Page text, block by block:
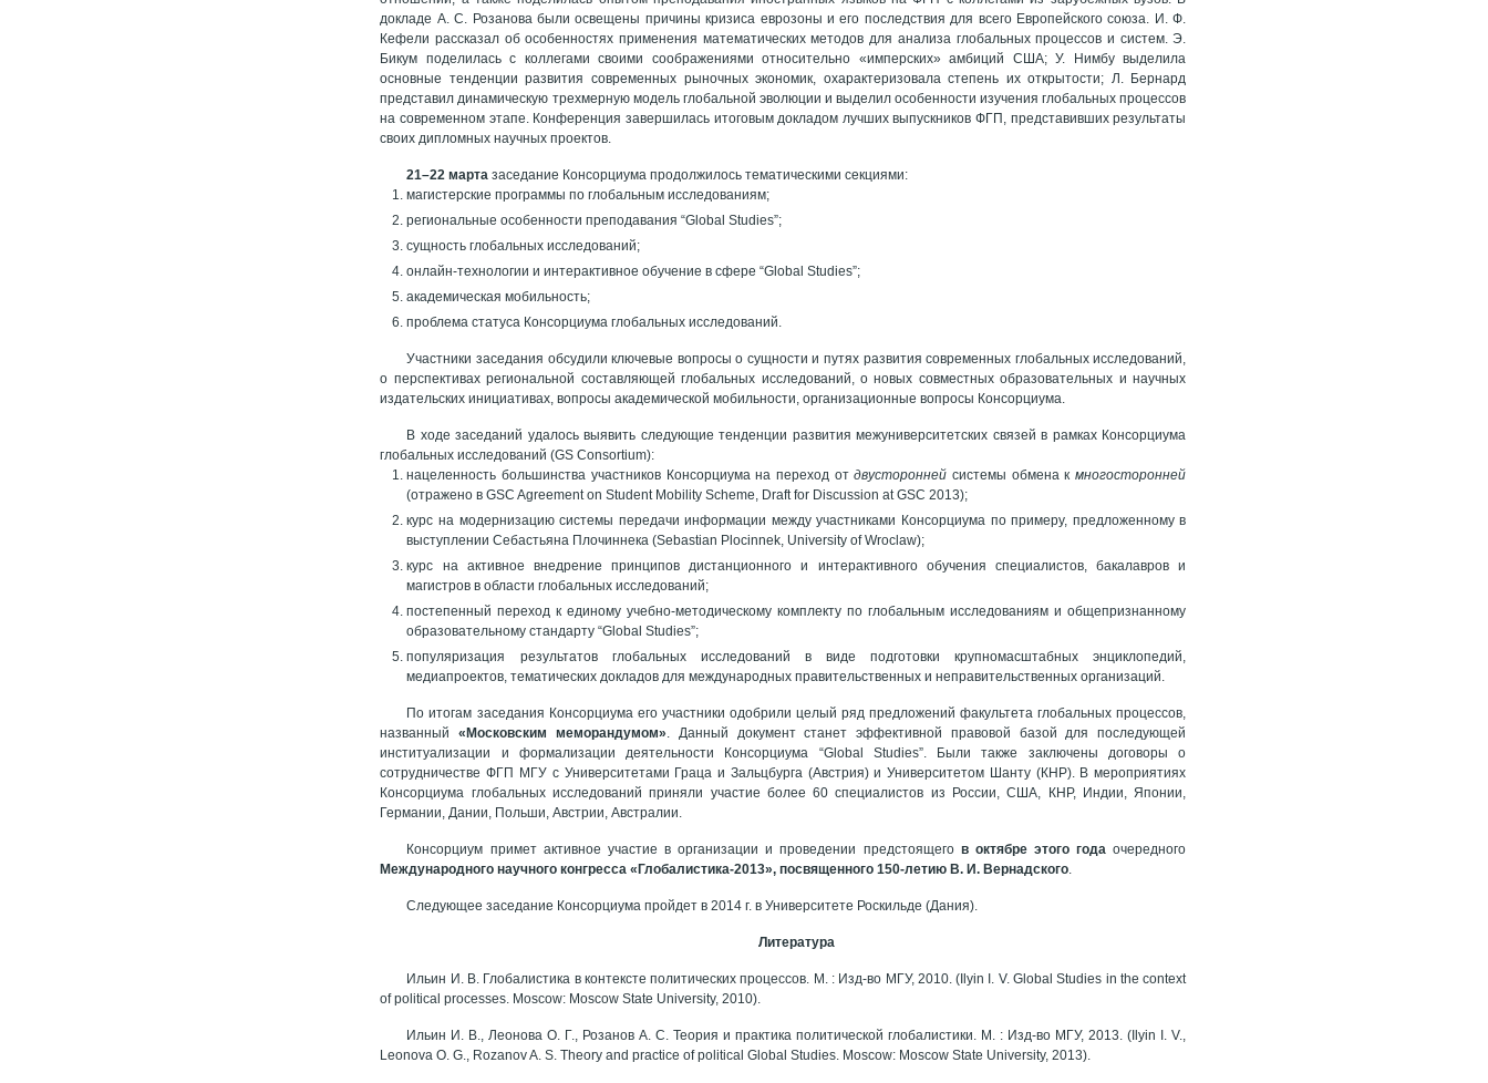
докладе А. С. Розанова были освещены причины кризиса еврозоны и его последствия для всего Европейского союза. И. Ф.
Кефели рассказал об особенностях применения математических методов для анализа глобальных процессов и систем. Э.
Бикум поделилась с коллегами своими соображениями относительно «имперских» амбиций США; У. Нимбу выделила
основные тенденции развития современных рыночных экономик, охарактеризовала степень их открытости; Л. Бернард
представил динамическую трехмерную модель глобальной эволюции и выделил особенности изучения глобальных процессов
на современном этапе. Конференция завершилась итоговым докладом лучших выпускников ФГП, представивших результаты
своих дипломных научных проектов.
21–22 марта заседание Консорциума продолжилось тематическими секциями:
магистерские программы по глобальным исследованиям;
региональные особенности преподавания “Global Studies”;
сущность глобальных исследований;
онлайн-технологии и интерактивное обучение в сфере “Global Studies”;
академическая мобильность;
проблема статуса Консорциума глобальных исследований.
Участники заседания обсудили ключевые вопросы о сущности и путях развития современных глобальных исследований,
о перспективах региональной составляющей глобальных исследований, о новых совместных образовательных и научных
издательских инициативах, вопросы академической мобильности, организационные вопросы Консорциума.
В ходе заседаний удалось выявить следующие тенденции развития межуниверситетских связей в рамках Консорциума
глобальных исследований (GS Consortium):
нацеленность большинства участников Консорциума на переход отдвусторонней системы обмена кмногосторонней
(отражено в GSC Agreement on Student Mobility Scheme, Draft for Discussion at GSC 2013);
курс на модернизацию системы передачи информации между участниками Консорциума по примеру, предложенному в
выступлении Себастьяна Плочиннека (Sebastian Plocinnek, University of Wroclaw);
курс на активное внедрение принципов дистанционного и интерактивного обучения специалистов, бакалавров и
магистров в области глобальных исследований;
постепенный переход к единому учебно-методическому комплекту по глобальным исследованиям и общепризнанному
образовательному стандарту “Global Studies”;
популяризация результатов глобальных исследований в виде подготовки крупномасштабных энциклопедий,
медиапроектов, тематических докладов для международных правительственных и неправительственных организаций.
По итогам заседания Консорциума его участники одобрили целый ряд предложений факультета глобальных процессов,
названный«Московским меморандумом». Данный документ станет эффективной правовой базой для последующей
институализации и формализации деятельности Консорциума “Global Studies”. Были также заключены договоры о
сотрудничестве ФГП МГУ с Университетами Граца и Зальцбурга (Австрия) и Университетом Шанту (КНР). В мероприятиях
Консорциума глобальных исследований приняли участие более 60 специалистов из России, США, КНР, Индии, Японии,
Германии, Дании, Польши, Австрии, Австралии.
Консорциум примет активное участие в организации и проведении предстоящего в октябре этого года очередного
Международного научного конгресса «Глобалистика-2013», посвященного 150-летию В. И. Вернадского.
Следующее заседание Консорциума пройдет в 2014 г. в Университете Роскильде (Дания).
Литература
Ильин И. В. Глобалистика в контексте политических процессов. М. : Изд-во МГУ, 2010. (Ilyin I. V. Global Studies in the context
of political processes. Moscow: Moscow State University, 2010).
Ильин И. В., Леонова О. Г., Розанов А. С. Теория и практика политической глобалистики. М. : Изд-во МГУ, 2013. (Ilyin I. V.,
Leonova O. G., Rozanov A. S. Theory and practice of political Global Studies. Moscow: Moscow State University, 2013).